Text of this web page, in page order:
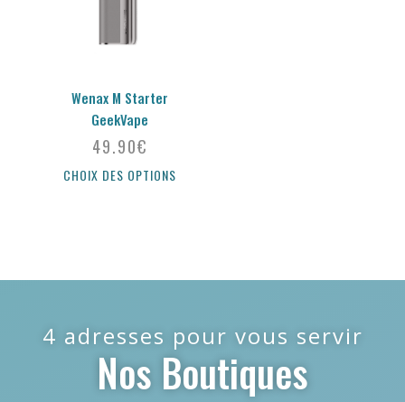
Wenax M Starter
GeekVape
49.90€
CHOIX DES OPTIONS
4 adresses pour vous servir
Nos Boutiques